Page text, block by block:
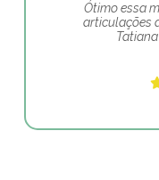
Ótimo essa
articulações